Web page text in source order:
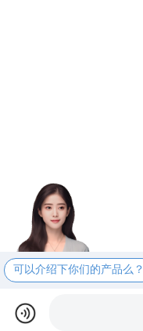
可以介绍下你们的产品么？